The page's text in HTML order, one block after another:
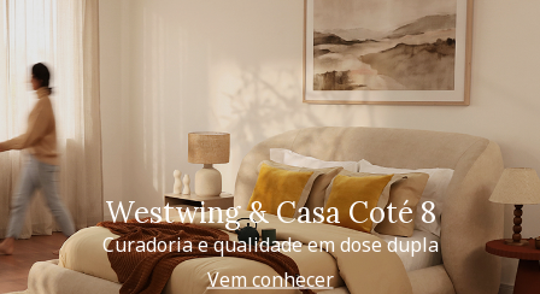
Westwing & Casa Coté 8
Curadoria e qualidade em dose dupla
Vem conhecer